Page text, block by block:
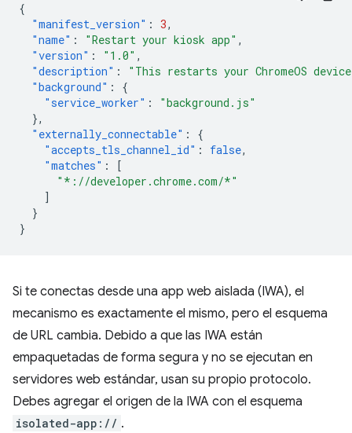
{
"manifest_version" : 3,
"name" : "Restart your kiosk app" ,
"version" : "1.0" ,
"description" :
"This restarts your ChromeOS
"background" :
{
"service_worker" :
"background.js"
},
"externally_connectable" :
{
"accepts_tls_channel_id" : false,
"matches" :
[
"*://developer.chrome.com/*"
]
}
}
Si te conectas desde una app web aislada (IWA), el
mecanismo es exactamente el mismo, pero el esquema
de URL cambia. Debido a que las IWA están
empaquetadas de forma segura y no se ejecutan en
servidores web estándar, usan su propio protocolo.
Debes agregar el origen de la IWA con el esquema
isolated-app:// .